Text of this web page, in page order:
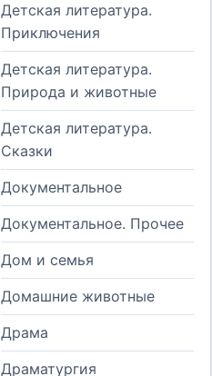
Детская литература.
Приключения
Детская литература.
Природа и животные
Детская литература.
Сказки
Документальное
Документальное. Прочее
Дом и семья
Домашние животные
Драма
Драматургия